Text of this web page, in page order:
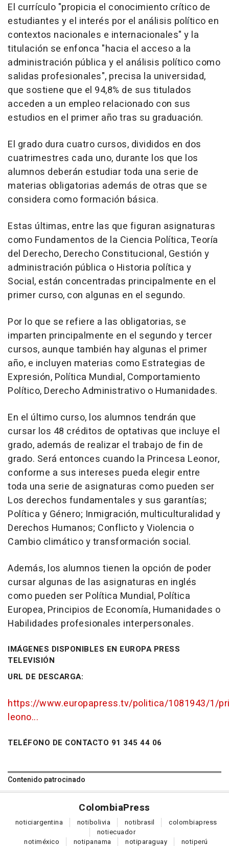
El currículo "propicia el conocimiento crítico de
estudiantes y el interés por el análisis político en
contextos nacionales e internacionales" y la
titulación se enfonca "hacia el acceso a la
administración pública y el análisis político como
salidas profesionales", precisa la universidad,
que sostiene que el 94,8% de sus titulados
acceden a un empleo relacionado con sus
estudios en el primer año tras su graduación.
El grado dura cuatro cursos, divididos en dos
cuatrimestres cada uno, durante los que los
alumnos deberán estudiar toda una serie de
materias obligatorias además de otras que se
considera como formación básica.
Estas últimas, entre las que figuran asignaturas
como Fundamentos de la Ciencia Política, Teoría
del Derecho, Derecho Constitucional, Gestión y
administración pública o Historia política y
Social, están concentradas principalmente en el
primer curso, con algunas en el segundo.
Por lo que se refiere a las obligatorias, se
imparten principalmente en el segundo y tercer
cursos, aunque también hay algunas el primer
año, e incluyen materias como Estrategias de
Expresión, Política Mundial, Comportamiento
Político, Derecho Administrativo o Humanidades.
En el último curso, los alumnos tendrán que
cursar los 48 créditos de optativas que incluye el
grado, además de realizar el trabajo de fin de
grado. Será entonces cuando la Princesa Leonor,
conforme a sus intereses pueda elegir entre
toda una serie de asignaturas como pueden ser
Los derechos fundamentales y sus garantías;
Política y Género; Inmigración, multiculturalidad y
Derechos Humanos; Conflicto y Violencia o
Cambio climático y transformación social.
Además, los alumnos tienen la opción de poder
cursar algunas de las asignaturas en inglés
como pueden ser Política Mundial, Política
Europea, Principios de Economía, Humanidades o
Habilidades profesionales interpersonales.
IMÁGENES DISPONIBLES EN EUROPA PRESS
TELEVISIÓN
URL DE DESCARGA:
https://www.europapress.tv/politica/1081943/1/
leono...
TELÉFONO DE CONTACTO 91 345 44 06
Contenido patrocinado
ColombiaPress
noticiargentina notibolivia notibrasil colombiapress
notiecuador
notiméxico notipanama notiparaguay notiperú